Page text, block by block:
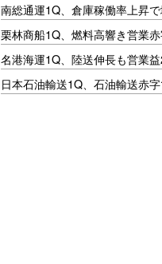
南総通運1Q、倉庫稼働率上昇
栗林商船1Q、燃料高響き営業
名港海運1Q、陸送伸長も営業
日本石油輸送1Q、石油輸送赤